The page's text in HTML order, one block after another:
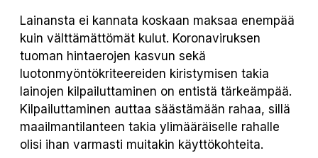
Lainansta ei kannata koskaan maksaa enempää
kuin välttämättömät kulut. Koronaviruksen
tuoman hintaerojen kasvun sekä
luotonmyöntökriteereiden kiristymisen takia
lainojen kilpailuttaminen on entistä tärkeämpää.
Kilpailuttaminen auttaa säästämään rahaa, sillä
maailmantilanteen takia ylimääräiselle rahalle
olisi ihan varmasti muitakin käyttökohteita.